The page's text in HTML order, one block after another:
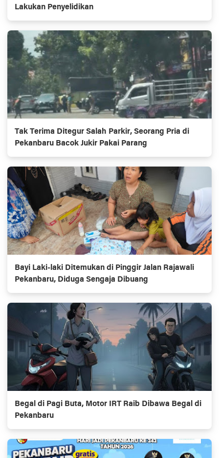
Lakukan Penyelidikan
Tak Terima Ditegur Salah Parkir, Seorang Pria di
Pekanbaru Bacok Jukir Pakai Parang
Bayi Laki-laki Ditemukan di Pinggir Jalan Rajawali
Pekanbaru, Diduga Sengaja Dibuang
Begal di Pagi Buta, Motor IRT Raib Dibawa Begal di
Pekanbaru